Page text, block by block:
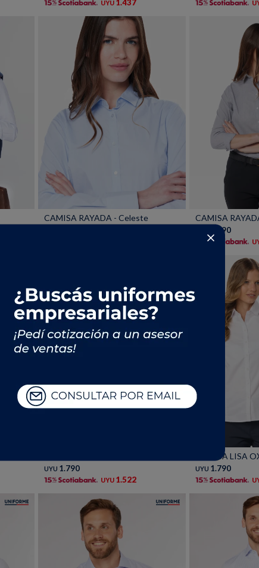
UYU 1.437
Talle
CAMISA RAYADA - Celeste CAMISA
1.690
UYU 1.790
UYU 1.522
CAMISA LISA
UYU 1.790